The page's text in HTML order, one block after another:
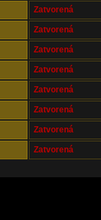
Zatvorená
Zatvorená
Zatvorená
Zatvorená
Zatvorená
Zatvorená
Zatvorená
Zatvorená